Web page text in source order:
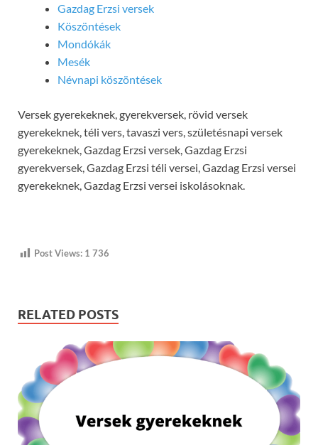
Gazdag Erzsi versek
Köszöntések
Mondókák
Mesék
Névnapi köszöntések
Versek gyerekeknek, gyerekversek, rövid versek
gyerekeknek, téli vers, tavaszi vers, születésnapi versek
gyerekeknek, Gazdag Erzsi versek, Gazdag Erzsi
gyerekversek, Gazdag Erzsi téli versei, Gazdag Erzsi versei
gyerekeknek, Gazdag Erzsi versei iskolásoknak.
Post Views: 1 736
RELATED POSTS